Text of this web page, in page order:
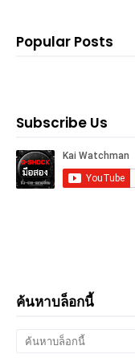
Popular Posts
Subscribe Us
ค้นหาบล็อกนี้